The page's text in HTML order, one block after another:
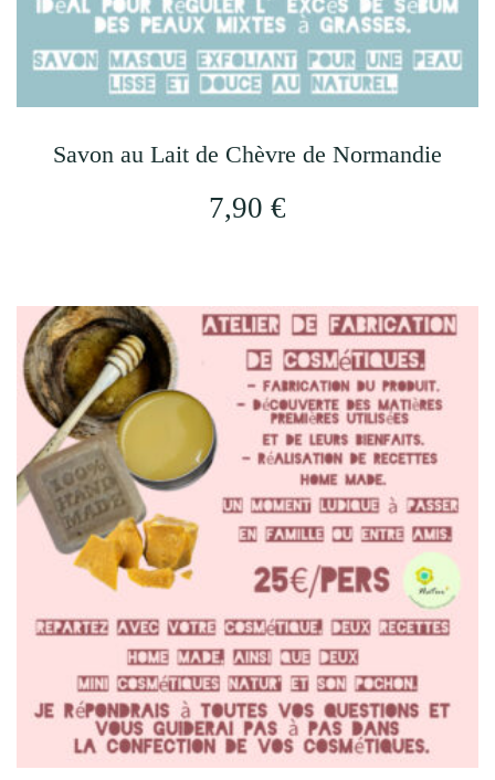
page
du
produit
Savon au Lait de Chèvre de Normandie
7,90 €